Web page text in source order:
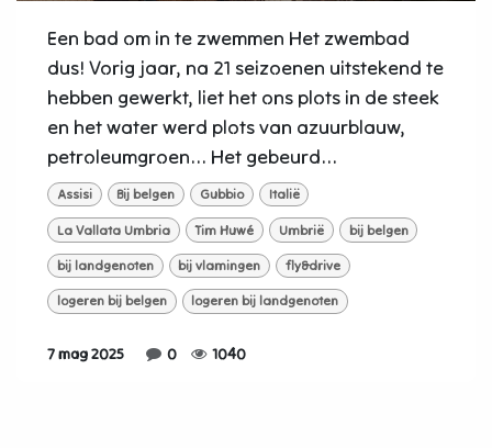
Een bad om in te zwemmen Het zwembad
dus! Vorig jaar, na 21 seizoenen uitstekend te
hebben gewerkt, liet het ons plots in de steek
en het water werd plots van azuurblauw,
petroleumgroen... Het gebeurd...
Assisi Bij belgen Gubbio Italië
La Vallata Umbria Tim Huwé Umbrië bij belgen
bij landgenoten bij vlamingen fly&drive
logeren bij belgen logeren bij landgenoten
7 mag 2025 0 1040